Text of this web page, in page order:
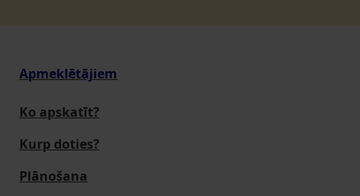
Apmeklētājiem
Ko apskatīt?
Kurp doties?
Plānošana